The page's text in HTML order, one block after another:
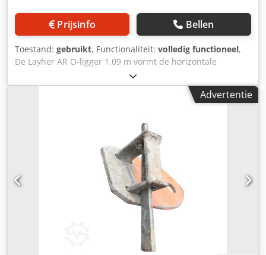
Ophalen bij ons magazijn is uiteraard ook mogelijk. Wil je
grotere partijen bestellen of combineren met andere
Vraag gerust een scherpe offerte op maat aan.
Prijsinfo Bellen
Toestand: gebruikt, Functionaliteit: volledig functioneel,
De Layher AR O-ligger 1,09 m vormt de horizontale
verbinding tussen de staanders van een Layher Allround-
steiger. De ligger draagt de vloerdelen en zorgt voor
stabiliteit en stevigheid in de constructie. Cedpow Ei R Ajfx
veilig uit te voeren: één slag met de hamer en de ligger zit
muurvast. De lengte van 1,09 meter maakt deze variant
bijzonder geschikt voor smalle gevels, traptorens en
renovatiesteigers waar langere liggers niet passen. Deze
gebruikte liggers zijn technisch gecontroleerd en nog
volledig inzetbaar. Ze kunnen lichte gebruikssporen of
verkleuringen vertonen, maar zijn verder in goede staat —
een duurzame en voordelige keuze voor zowel
professionals als verhuurbedrijven. Toepassing Renovatie-
en gevelsteigers Binnensteigers of traptorens
Steigerconstructies met beperkte ruimte Combinatie met
Advertentie